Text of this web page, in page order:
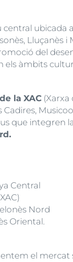
del
àmbits
la XAC
que integren
Central
Nord
Oriental.
el